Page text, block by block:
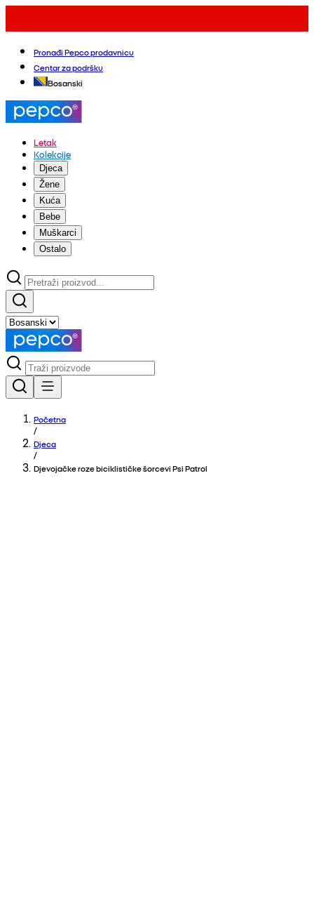
Pronađi Pepco prodavnicu
Centar za podršku
Bosanski
Letak
Kolekcije
Djeca
Žene
Kuća
Bebe
Muškarci
Ostalo
Početna
/
Djeca
/
Djevojačke roze biciklističke šorcevi Psi Patrol